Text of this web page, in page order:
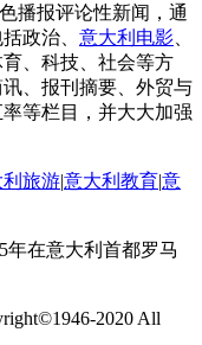
播报评论性新闻，通
政治、 意大利电影
、科技、社会等方
、报刊摘要、外贸与
等栏目，并大大加强
旅游|意大利教育|意
年在意大利首都罗马
2020 All